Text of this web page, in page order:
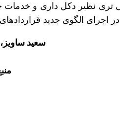
تری نظیر دکل داری و خدمات
الگوی جدید قراردادهای
سعید